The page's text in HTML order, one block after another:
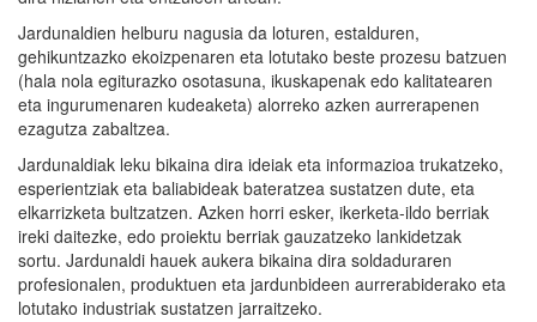
Jardunaldien helburu nagusia da loturen, estalduren,
gehikuntzazko ekoizpenaren eta lotutako beste prozesu batzuen
(hala nola egiturazko osotasuna, ikuskapenak edo kalitatearen
eta ingurumenaren kudeaketa) alorreko azken aurrerapenen
ezagutza zabaltzea.
Jardunaldiak leku bikaina dira ideiak eta informazioa trukatzeko,
esperientziak eta baliabideak bateratzea sustatzen dute, eta
elkarrizketa bultzatzen. Azken horri esker, ikerketa-ildo berriak
ireki daitezke, edo proiektu berriak gauzatzeko lankidetzak
sortu. Jardunaldi hauek aukera bikaina dira soldaduraren
profesionalen, produktuen eta jardunbideen aurrerabiderako eta
lotutako industriak sustatzen jarraitzeko.